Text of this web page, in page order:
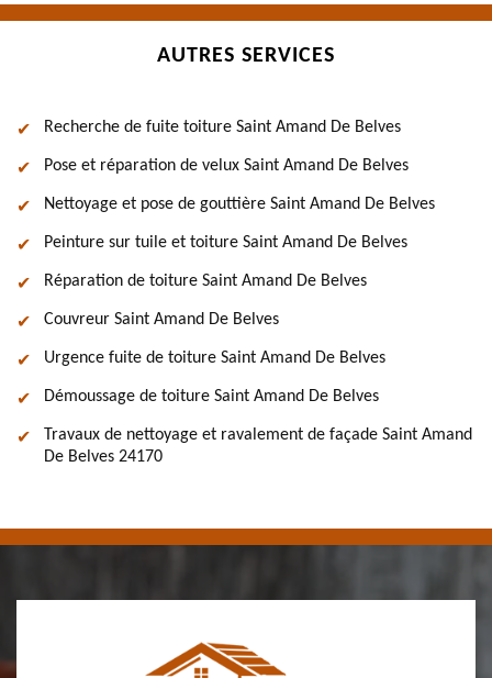
AUTRES SERVICES
Recherche de fuite toiture Saint Amand De Belves
Pose et réparation de velux Saint Amand De Belves
Nettoyage et pose de gouttière Saint Amand De Belves
Peinture sur tuile et toiture Saint Amand De Belves
Réparation de toiture Saint Amand De Belves
Couvreur Saint Amand De Belves
Urgence fuite de toiture Saint Amand De Belves
Démoussage de toiture Saint Amand De Belves
Travaux de nettoyage et ravalement de façade Saint Amand
De Belves 24170